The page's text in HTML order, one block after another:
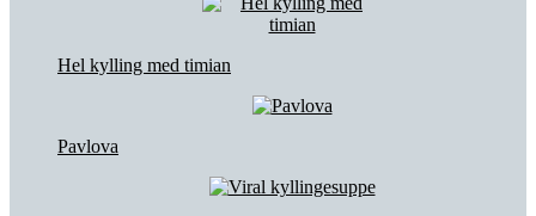
Hel kylling med timian
Pavlova